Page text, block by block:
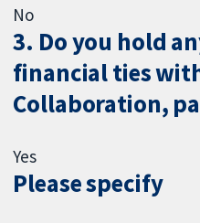
No
3. Do you hold
financial ties
Collaboration,
Yes
Please specify